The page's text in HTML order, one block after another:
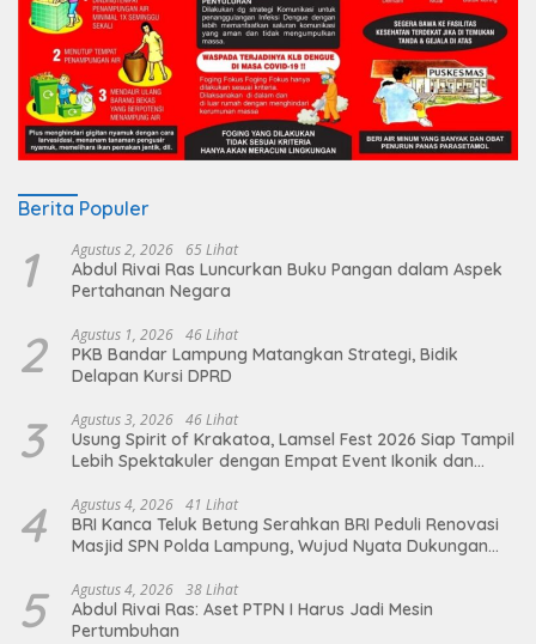
Berita Populer
1 Agustus 2, 2026 65 Lihat
Abdul Rivai Ras Luncurkan Buku Pangan dalam Aspek
Pertahanan Negara
2 Agustus 1, 2026 46 Lihat
PKB Bandar Lampung Matangkan Strategi, Bidik
Delapan Kursi DPRD
3 Agustus 3, 2026 46 Lihat
Usung Spirit of Krakatoa, Lamsel Fest 2026 Siap Tampil
Lebih Spektakuler dengan Empat Event Ikonik dan
4 Agustus 4, 2026 41 Lihat
BRI Kanca Teluk Betung Serahkan BRI Peduli Renovasi
Masjid SPN Polda Lampung, Wujud Nyata Dukungan
5 Agustus 4, 2026 38 Lihat
Abdul Rivai Ras: Aset PTPN I Harus Jadi Mesin
Pertumbuhan